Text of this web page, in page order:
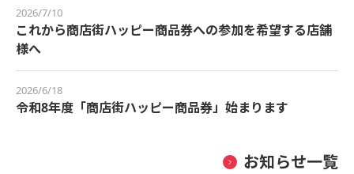
2026/7/10
これから商店街ハッピー商品券への参加を希望する店舗
様へ
2026/6/18
令和8年度「商店街ハッピー商品券」始まります
お知らせ一覧